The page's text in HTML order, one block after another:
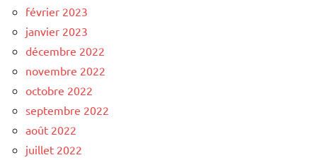
février 2023
janvier 2023
décembre 2022
novembre 2022
octobre 2022
septembre 2022
août 2022
juillet 2022